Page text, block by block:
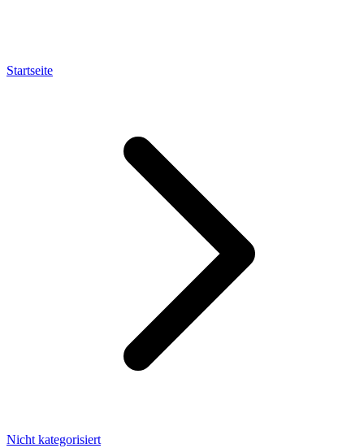
Startseite
Nicht kategorisiert